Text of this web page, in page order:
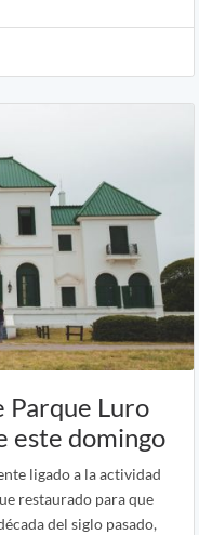
Parque Luro
este domingo
ligado a la actividad
restaurado para que
del siglo pasado,